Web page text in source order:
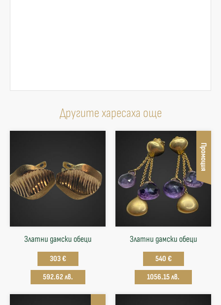
Другите харесаха още
Златни дамски обеци
303 €
592.62 лв.
Промоция
Златни дамски обеци
540 €
1056.15 лв.